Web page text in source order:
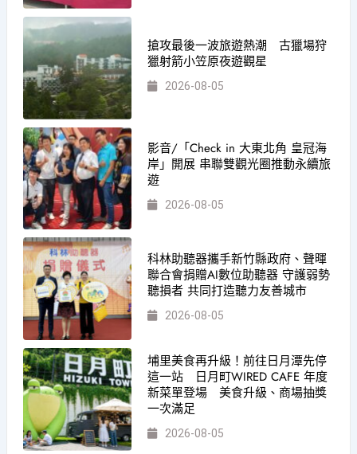
搶攻最後一波旅遊熱潮 古獵場狩
獵射箭小笠原夜遊觀星
2026-08-05
影音/「Check in 大東北角 皇冠海
岸」開展 串聯雙觀光圈推動永續旅
遊
2026-08-05
科林助聽器攜手新竹縣政府、聲暉
聯合會捐贈AI數位助聽器 守護弱勢
聽損者 共同打造聽力友善城市
2026-08-05
埔里美食再升級！前往日月潭先停
這一站 日月町WIRED CAFE 年度
新菜單登場 美食升級、商場抽獎
一次滿足
2026-08-05